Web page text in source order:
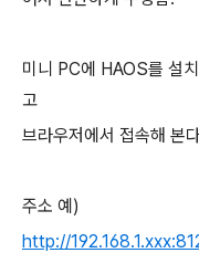
미니 PC에 HAOS를 설
고
브라우저에서 접속해 본
주소 예)
http://